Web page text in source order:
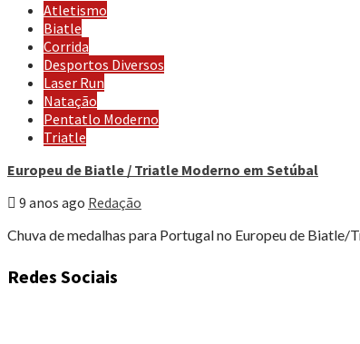
Atletismo
Biatle
Corrida
Desportos Diversos
Laser Run
Natação
Pentatlo Moderno
Triatle
Europeu de Biatle / Triatle Moderno em Setúbal
9 anos ago Redação
Chuva de medalhas para Portugal no Europeu de
Redes Sociais